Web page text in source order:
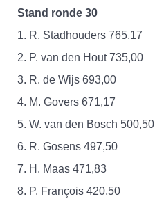
Stand ronde 30
1. R. Stadhouders 765,17
2. P. van den Hout 735,00
3. R. de Wijs 693,00
4. M. Govers 671,17
5. W. van den Bosch 500,50
6. R. Gosens 497,50
7. H. Maas 471,83
8. P. François 420,50